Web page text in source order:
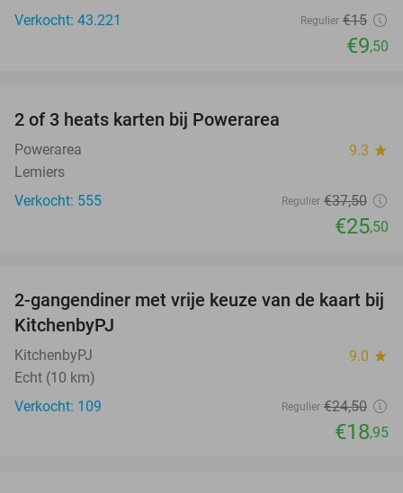
Verkocht: 43.221 Regulier €15
€9,50
2 of 3 heats karten bij Powerarea
Powerarea 9.3 star
Lemiers
Verkocht: 555
Regulier €37,50
€25,50
23%
2-gangendiner met vrije keuze van de kaart bij
KitchenbyPJ
KitchenbyPJ 9.0 star
Echt (10 km)
Verkocht: 109
Regulier €24,50
€18,95